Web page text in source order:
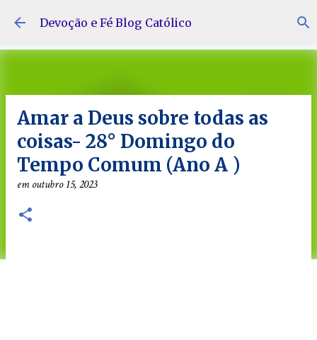
Pular para o conteúdo principal
Devoção e Fé Blog Católico
Amar a Deus sobre todas as
coisas- 28° Domingo do
Tempo Comum (Ano A )
emoutubro 15, 2023